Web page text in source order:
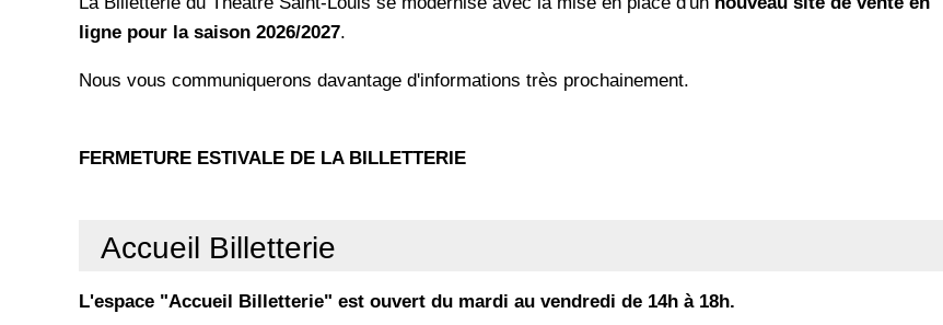
ligne pour la saison 2026/2027.
Nous vous communiquerons davantage d'informations très prochainement.
FERMETURE ESTIVALE DE LA BILLETTERIE
Accueil Billetterie
L'espace "Accueil Billetterie" est ouvert du mardi au vendredi de 14h à 18h.